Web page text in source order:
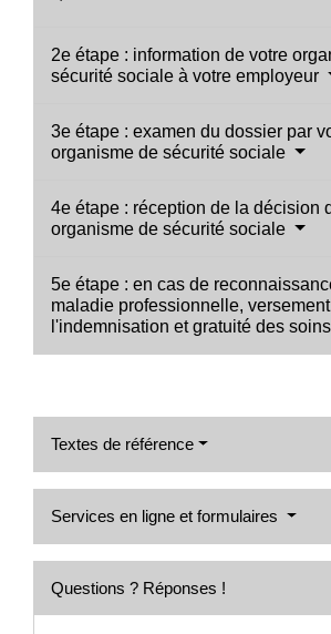
2e étape : information de votre
sécurité sociale à votre employeur
3e étape : examen du dossier par
organisme de sécurité sociale
4e étape : réception de la décision
organisme de sécurité sociale
5e étape : en cas de
maladie professionnelle,
l'indemnisation et gratuité des soins
Textes de référence
Services en ligne et formulaires
Questions ? Réponses !